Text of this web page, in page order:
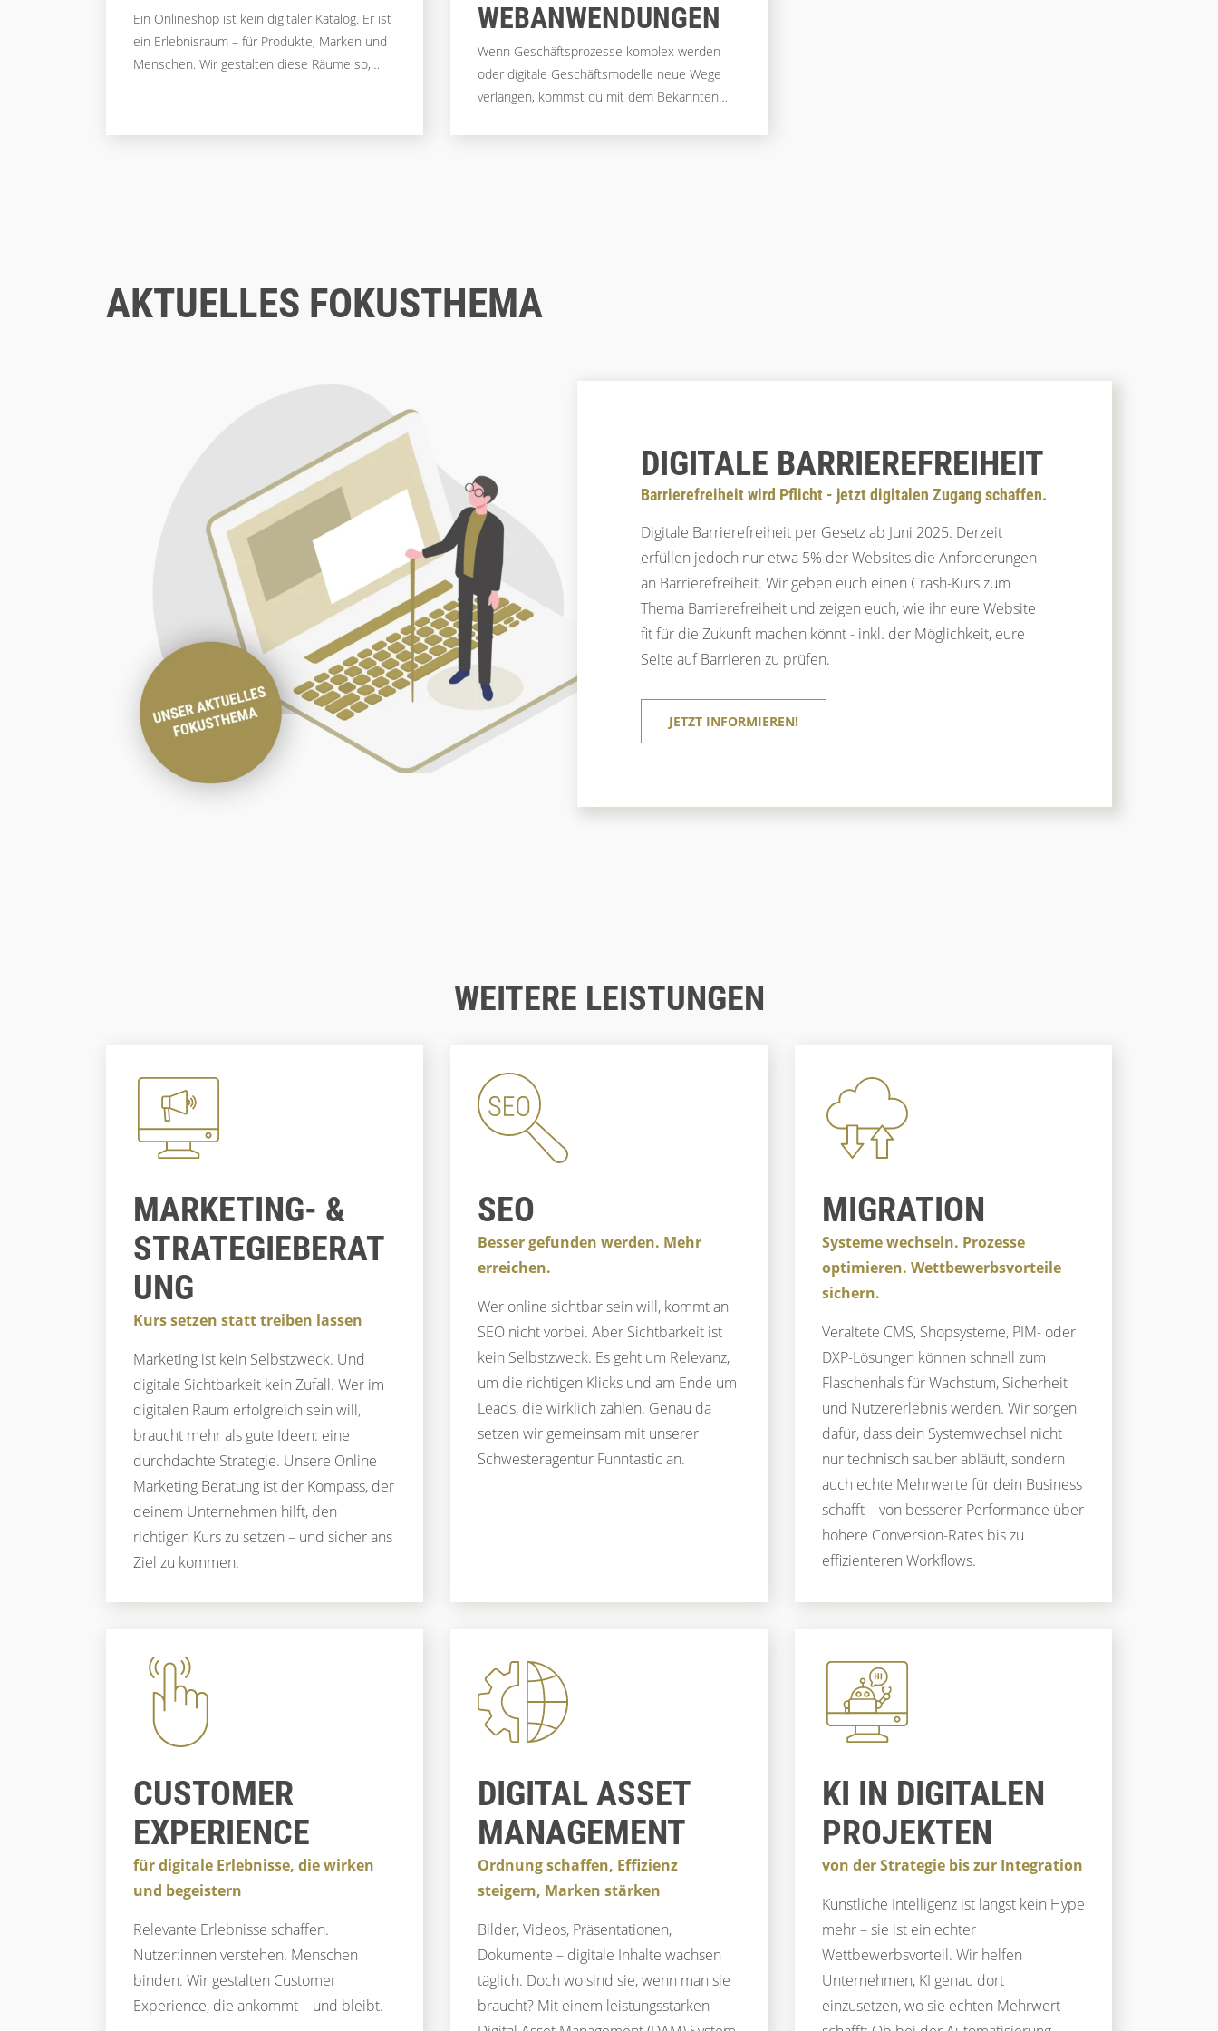
Ein Onlineshop ist kein digitaler Katalog. Er ist
ein Erlebnisraum – für Produkte, Marken und
Menschen. Wir gestalten diese Räume so,
richtigen Aktion führen: Kauf, Anfrage,
WEBANWENDUNGEN
Wenn Geschäftsprozesse komplex werden
oder digitale Geschäftsmodelle neue Wege
verlangen, kommst du mit dem Bekannten
AKTUELLES FOKUSTHEMA
DIGITALE BARRIEREFREIHEIT
Barrierefreiheit wird Pflicht - jetzt digitalen Zugang schaffen.
Digitale Barrierefreiheit per Gesetz ab Juni 2025. Derzeit
erfüllen jedoch nur etwa 5% der Websites die Anforderungen
an Barrierefreiheit. Wir geben euch einen Crash-Kurs zum
Thema Barrierefreiheit und zeigen euch, wie ihr eure Website
fit für die Zukunft machen könnt - inkl. der Möglichkeit, eure
Seite auf Barrieren zu prüfen.
JETZT INFORMIEREN!
WEITERE LEISTUNGEN
MARKETING- &
STRATEGIEBERAT
UNG
Kurs setzen statt treiben lassen
Marketing ist kein Selbstzweck. Und
digitale Sichtbarkeit kein Zufall. Wer im
digitalen Raum erfolgreich sein will,
braucht mehr als gute Ideen: eine
durchdachte Strategie. Unsere Online
Marketing Beratung ist der Kompass, der
deinem Unternehmen hilft, den
richtigen Kurs zu setzen – und sicher ans
Ziel zu kommen.
SEO
Besser gefunden werden. Mehr
erreichen.
Wer online sichtbar sein will, kommt an
SEO nicht vorbei. Aber Sichtbarkeit ist
kein Selbstzweck. Es geht um Relevanz,
um die richtigen Klicks und am Ende um
Leads, die wirklich zählen. Genau da
setzen wir gemeinsam mit unserer
Schwesteragentur Funntastic an.
MIGRATION
Systeme wechseln. Prozesse
optimieren. Wettbewerbsvorteile
sichern.
Veraltete CMS, Shopsysteme, PIM- oder
DXP-Lösungen können schnell zum
Flaschenhals für Wachstum, Sicherheit
und Nutzererlebnis werden. Wir sorgen
dafür, dass dein Systemwechsel nicht
nur technisch sauber abläuft, sondern
auch echte Mehrwerte für dein Business
schafft – von besserer Performance über
höhere Conversion-Rates bis zu
effizienteren Workflows.
CUSTOMER
EXPERIENCE
für digitale Erlebnisse, die wirken
und begeistern
Relevante Erlebnisse schaffen.
Nutzer:innen verstehen. Menschen
binden. Wir gestalten Customer
Experience, die ankommt – und bleibt.
DIGITAL ASSET
MANAGEMENT
Ordnung schaffen, Effizienz
steigern, Marken stärken
Bilder, Videos, Präsentationen,
Dokumente – digitale Inhalte wachsen
täglich. Doch wo sind sie, wenn man sie
braucht? Mit einem leistungsstarken
KI IN DIGITALEN
PROJEKTEN
von der Strategie bis zur Integration
Künstliche Intelligenz ist längst kein Hype
mehr – sie ist ein echter
Wettbewerbsvorteil. Wir helfen
Unternehmen, KI genau dort
einzusetzen, wo sie echten Mehrwert